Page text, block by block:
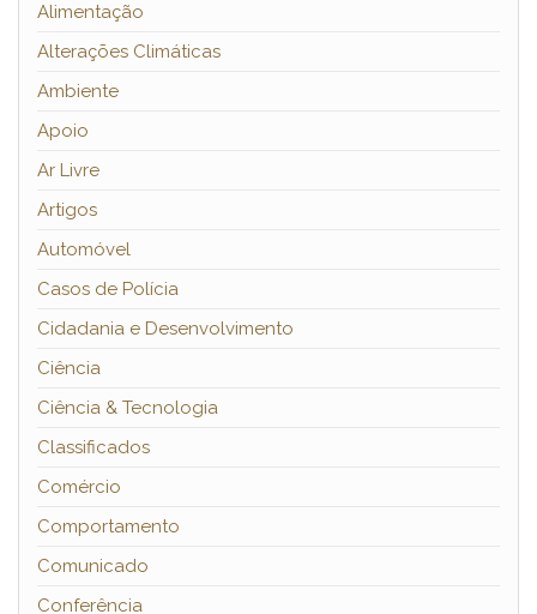
Alimentação
Alterações Climáticas
Ambiente
Apoio
Ar Livre
Artigos
Automóvel
Casos de Polícia
Cidadania e Desenvolvimento
Ciência
Ciência & Tecnologia
Classificados
Comércio
Comportamento
Comunicado
Conferência